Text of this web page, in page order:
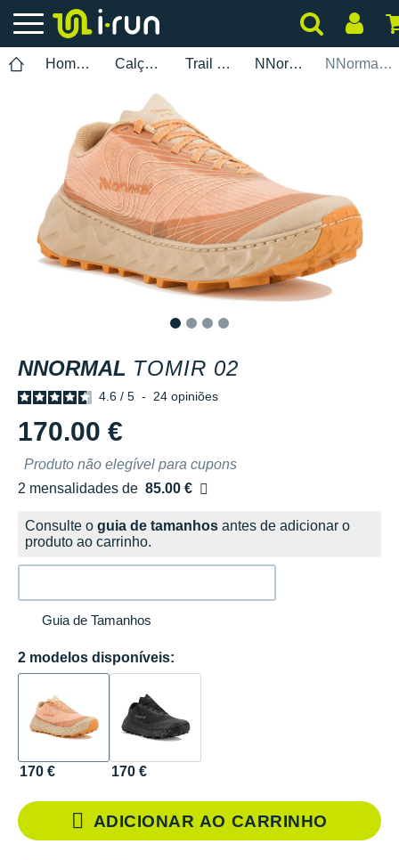
Homem Calçados Trail Running NNormal NNormal Tomir 02
NNORMAL TOMIR 02
4.6 / 5 - 24 opiniões
170.00 €
Produto não elegível para cupons
2 mensalidades de 85.00 €
sem custos
Consulte o guia de tamanhos antes de adicionar o
produto ao carrinho.
Guia de Tamanhos
2 modelos disponíveis:
170 € 170 €
ADICIONAR AO CARRINHO